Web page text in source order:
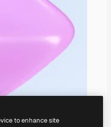
to enhance site